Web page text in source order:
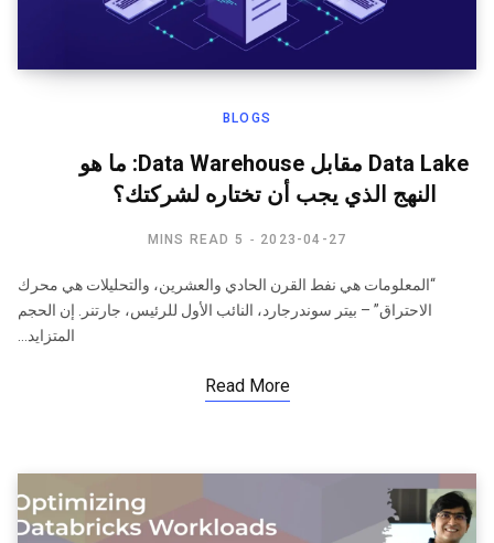
BLOGS
Data Lake مقابل Data Warehouse: ما هو
النهج الذي يجب أن تختاره لشركتك؟
2023-04-27
5 MINS READ
“المعلومات هي نفط القرن الحادي والعشرين، والتحليلات هي محرك
الاحتراق” – بيتر سوندرجارد، النائب الأول للرئيس، جارتنر. إن الحجم
المتزايد…
Read More